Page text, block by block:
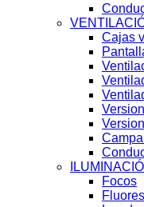
Cajas
Focos